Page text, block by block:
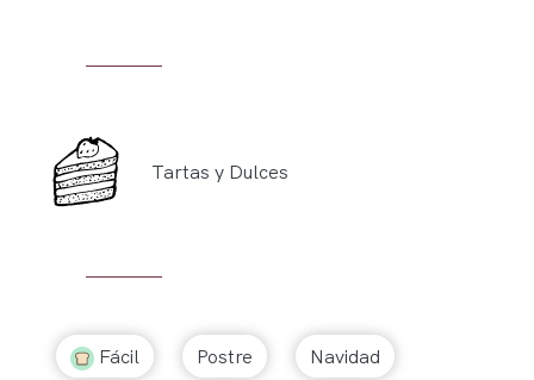
Tartas y Dulces
Fácil Postre Navidad